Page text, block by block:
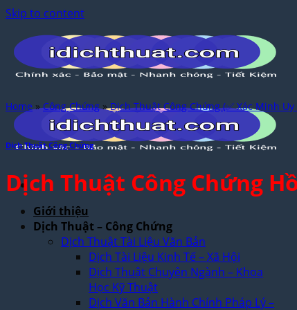
Skip to content
Giới thiệu
Dịch Thuật – Công Chứng
Dịch Thuật Tài Liệu Văn Bản
Dịch Tài Liệu Kinh Tế – Xã Hội
Dịch Thuật Chuyên Ngành – Khoa
Học Kỹ Thuật
Dịch Văn Bản Hành Chính Pháp Lý –
Home»Công Chứng»Dịch Thuật Công Chứng (✅ Xác Minh Uy
Dịch Thuật Công Chứng
Dịch Thuật Công Chứng